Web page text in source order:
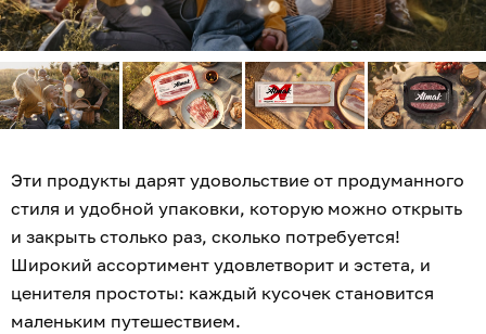
Эти продукты дарят удовольствие от продуманного
стиля и удобной упаковки, которую можно открыть
и закрыть столько раз, сколько потребуется!
Широкий ассортимент удовлетворит и эстета, и
ценителя простоты: каждый кусочек становится
маленьким путешествием.